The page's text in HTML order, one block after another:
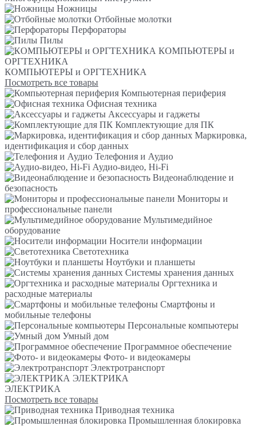
Ножницы
Отбойные молотки
Перфораторы
Пилы
КОМПЬЮТЕРЫ и
ОРГТЕХНИКА
КОМПЬЮТЕРЫ и ОРГТЕХНИКА
Посмотреть все товары
Компьютерная периферия
Офисная техника
Аксессуары и гаджеты
Комплектующие для ПК
Маркировка,
идентификация и сбор данных
Телефония и Аудио
Аудио-видео, Hi-Fi
Видеонаблюдение и
безопасность
Мониторы и
профессиональные панели
Мультимедийное
оборудование
Носители информации
Светотехника
Ноутбуки и планшеты
Системы хранения данных
Оргтехника и
расходные материалы
Смартфоны и
мобильные телефоны
Персональные компьютеры
Умный дом
Программное обеспечение
Фото- и видеокамеры
Электротранспорт
ЭЛЕКТРИКА
ЭЛЕКТРИКА
Посмотреть все товары
Приводная техника
Промышленная блокировка